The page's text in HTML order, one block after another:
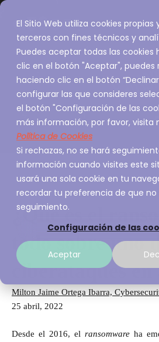
El Sitio Web utiliza cookies propias
terceros con fines técnicos y
Puedes aceptar todas las cookies
clic en el botón "Aceptar", puedes
haciendo clic en el botón
configurar las que consideres
el botón "Configuración de las
más información, por favor, visita
Política de Cookies
Si rechazas, no se hará
información cuando visites este
usará una sola cookie en tu
recordar tu preferencia de que no
seguimiento.
Configuración de las
Aceptar
¿Qué es el
todo sobre uno
ciberataques en
Milton Jaime Ortega Ibarra,
25 abril, 2022
Desde el 2016, el ransomware ha